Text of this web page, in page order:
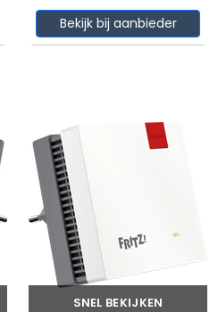
Bekijk bij aanbieder
SNEL BEKIJKEN